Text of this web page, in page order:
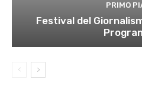
PRIMO
Festival del